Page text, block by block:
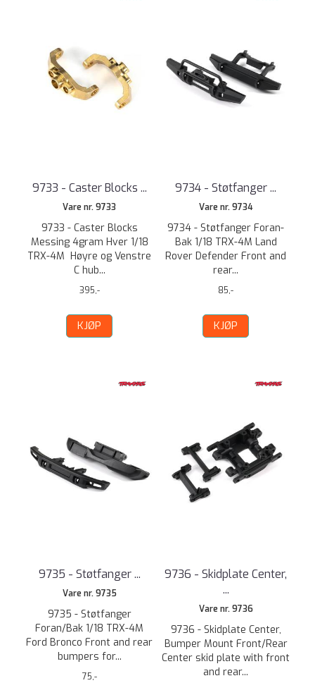
9733 - Caster Blocks ...
Vare nr. 9733
9733 - Caster Blocks
Messing 4gram Hver 1/18
TRX-4M Høyre og Venstre
C hub...
395,-
KJØP
9734 - Støtfanger ...
Vare nr. 9734
9734 - Støtfanger Foran-
Bak 1/18 TRX-4M Land
Rover Defender Front and
rear...
85,-
KJØP
9735 - Støtfanger ...
Vare nr. 9735
9735 - Støtfanger
Foran/Bak 1/18 TRX-4M
Ford Bronco Front and rear
bumpers for...
75,-
9736 - Skidplate Center,
...
Vare nr. 9736
9736 - Skidplate Center,
Bumper Mount Front/Rear
Center skid plate with front
and rear...